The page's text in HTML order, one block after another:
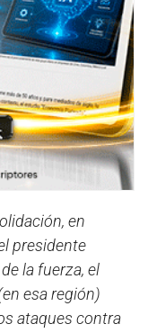
en
presidente
la fuerza, el
esa región)
ataques contra